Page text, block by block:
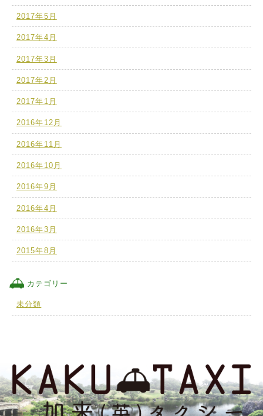
2017年5月
2017年4月
2017年3月
2017年2月
2017年1月
2016年12月
2016年11月
2016年10月
2016年9月
2016年4月
2016年3月
2015年8月
カテゴリー
未分類